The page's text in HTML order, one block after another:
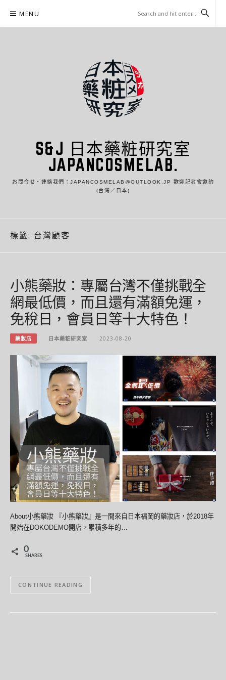
content
MENU
S&J 日本藥粧研究室
JAPANCOSMELAB.
お問合せ・連絡我們：JAPANCOSMELAB@OUTLOOK.JP 歡迎記者會邀約
(台灣／日本)
標籤: 台灣顧客
小熊藥妝：專屬台灣不僅挑戰全
網最低價，而且還有滿額免運，
免稅日，會員日等十大特色！
藥妝店 日本藥粧研究室 2023-08-20
About小熊藥妝 『小熊藥妝』是一間來自日本福岡的藥妝店，於2018年
開始在DOKODEMO開店，累積多年的…
0
SHARES
CONTINUE READING